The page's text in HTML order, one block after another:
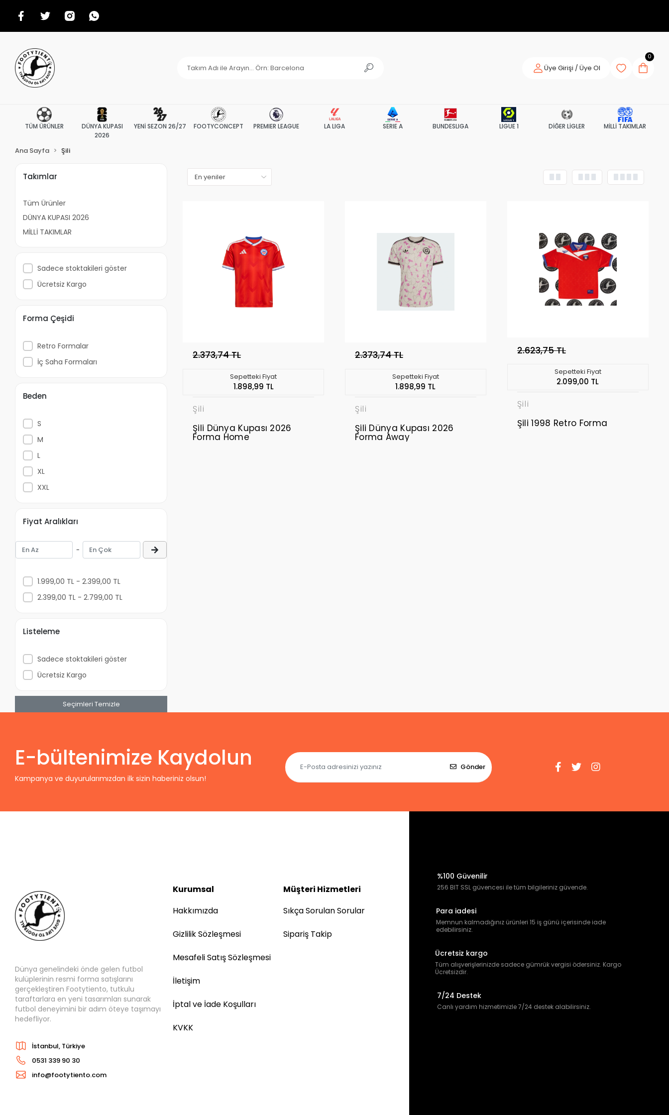
Üye Girişi / Üye Ol
0
TÜM ÜRÜNLER
DÜNYA KUPASI
2026
YENİ SEZON 26/27 FOOTYCONCEPT PREMIER LEAGUE LA LIGA SERIE A BUNDESLIGA LIGUE 1 DİĞER LİGLER MİLLİ TAKIMLAR
Ana Sayfa Şili
Takımlar
Tüm Ürünler
DÜNYA KUPASI 2026
MİLLİ TAKIMLAR
Sadece stoktakileri göster
Ücretsiz Kargo
Forma Çeşidi
Retro Formalar
İç Saha Formaları
Beden
S
M
L
XL
XXL
Fiyat Aralıkları
-
1.999,00 TL - 2.399,00 TL
2.399,00 TL - 2.799,00 TL
Listeleme
Sadece stoktakileri göster
Ücretsiz Kargo
Seçimleri Temizle
2.373,74 TL
Sepetteki Fiyat
1.898,99 TL
Şili
Şili Dünya Kupası 2026
Forma Home
2.373,74 TL
Sepetteki Fiyat
1.898,99 TL
Şili
Şili Dünya Kupası 2026
Forma Away
2.623,75 TL
Sepetteki Fiyat
2.099,00 TL
Şili
Şili 1998 Retro Forma
E-bültenimize Kaydolun
Kampanya ve duyurularımızdan ilk sizin haberiniz olsun!
Gönder
Dünya genelindeki önde gelen futbol
kulüplerinin resmi forma satışlarını
gerçekleştiren Footytiento, tutkulu
taraftarlara en yeni tasarımları sunarak
futbol deneyimini bir adım öteye taşımayı
hedefliyor.
İstanbul, Türkiye
0531 339 90 30
info@footytiento.com
Kurumsal
Hakkımızda
Gizlilik Sözleşmesi
Mesafeli Satış Sözleşmesi
İletişim
İptal ve İade Koşulları
KVKK
Müşteri Hizmetleri
Sıkça Sorulan Sorular
Sipariş Takip
%100 Güvenilir
256 BIT SSL güvencesi ile tüm bilgileriniz güvende.
Para iadesi
Memnun kalmadığınız ürünleri 15 iş günü içerisinde iade
edebilirsiniz.
Ücretsiz kargo
Tüm alışverişlerinizde sadece gümrük vergisi ödersiniz. Kargo
Ücretsizdir.
7/24 Destek
Canlı yardım hizmetimizle 7/24 destek alabilirsiniz.